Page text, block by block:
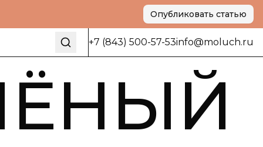
Опубликовать статью
+7 (843) 500-57-53info@moluch.ru